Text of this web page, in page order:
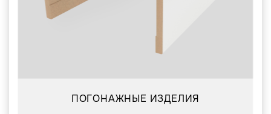
ПОГОНАЖНЫЕ ИЗДЕЛИЯ